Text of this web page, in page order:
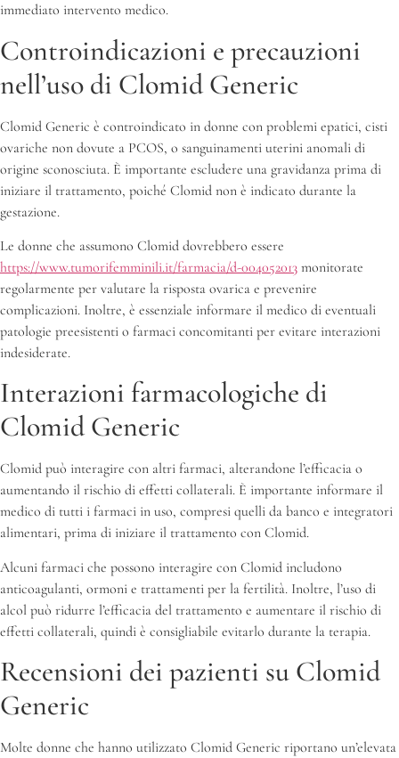
immediato intervento medico.
Controindicazioni e precauzioni
nell’uso di Clomid Generic
Clomid Generic è controindicato in donne con problemi epatici, cisti
ovariche non dovute a PCOS, o sanguinamenti uterini anomali di
origine sconosciuta. È importante escludere una gravidanza prima di
iniziare il trattamento, poiché Clomid non è indicato durante la
gestazione.
Le donne che assumono Clomid dovrebbero essere
https://www.tumorifemminili.it/farmacia/d-004052013 monitorate
regolarmente per valutare la risposta ovarica e prevenire
complicazioni. Inoltre, è essenziale informare il medico di eventuali
patologie preesistenti o farmaci concomitanti per evitare interazioni
indesiderate.
Interazioni farmacologiche di
Clomid Generic
Clomid può interagire con altri farmaci, alterandone l’efficacia o
aumentando il rischio di effetti collaterali. È importante informare il
medico di tutti i farmaci in uso, compresi quelli da banco e integratori
alimentari, prima di iniziare il trattamento con Clomid.
Alcuni farmaci che possono interagire con Clomid includono
anticoagulanti, ormoni e trattamenti per la fertilità. Inoltre, l’uso di
alcol può ridurre l’efficacia del trattamento e aumentare il rischio di
effetti collaterali, quindi è consigliabile evitarlo durante la terapia.
Recensioni dei pazienti su Clomid
Generic
Molte donne che hanno utilizzato Clomid Generic riportano un’elevata